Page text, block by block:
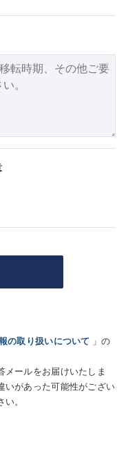
の取り扱いについて 」の
ールをお届けいたしま
いがあった可能性がござい
。